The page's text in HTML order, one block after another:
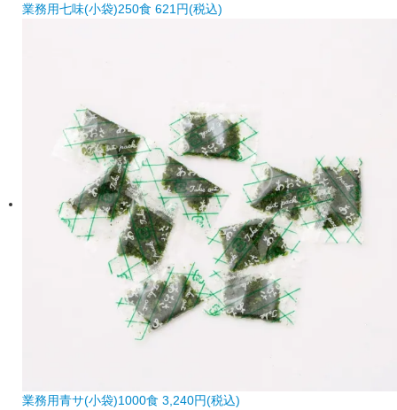
業務用七味(小袋)250食 621円(税込)
業務用青サ(小袋)1000食 3,240円(税込)